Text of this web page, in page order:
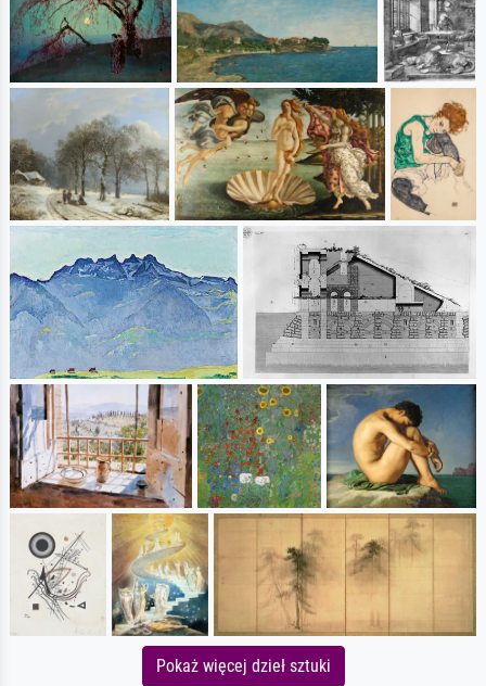
Pokaż więcej dzieł sztuki